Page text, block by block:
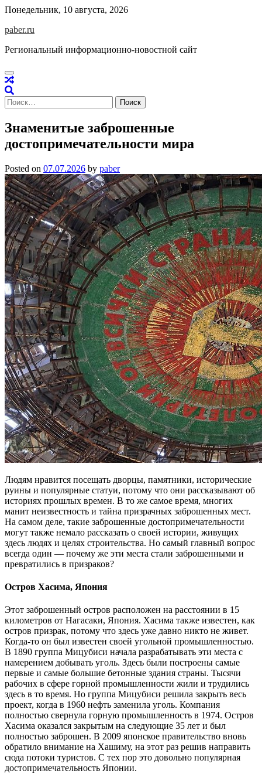
Skip
content
Понедельник, 10 августа, 2026
paber.ru
Региональный информационно-новостной сайт
Найти:
Знаменитые заброшенные
достопримечательности мира
Posted on 07.07.2026 by paber
Людям нравится посещать дворцы, памятники, исторические
руины и популярные статуи, потому что они рассказывают об
историях прошлых времен. В то же самое время, многих
манит неизвестность и тайна призрачных заброшенных мест.
На самом деле, такие заброшенные достопримечательности
могут также немало рассказать о своей истории, живущих
здесь людях и целях строительства. Но самый главный вопрос
всегда один — почему же эти места стали заброшенными и
превратились в призраков?
Остров Хасима, Япония
Этот заброшенный остров расположен на расстоянии в 15
километров от Нагасаки, Япония. Хасима также известен, как
остров призрак, потому что здесь уже давно никто не живет.
Когда-то он был известен своей угольной промышленностью.
В 1890 группа Мицубиси начала разрабатывать эти места с
намерением добывать уголь. Здесь были построены самые
первые и самые большие бетонные здания страны. Тысячи
рабочих в сфере горной промышленности жили и трудились
здесь в то время. Но группа Мицубиси решила закрыть весь
проект, когда в 1960 нефть заменила уголь. Компания
полностью свернула горную промышленность в 1974. Остров
Хасима оказался закрытым на следующие 35 лет и был
полностью заброшен. В 2009 японское правительство вновь
обратило внимание на Хашиму, на этот раз решив направить
сюда потоки туристов. С тех пор это довольно популярная
достопримечательность Японии.